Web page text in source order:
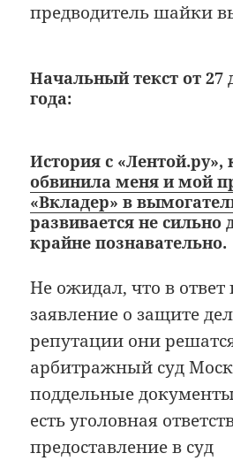
предводитель шайки
Начальный текст от 27
года:
История с «Лентой.ру»,
обвинила меня и мой
«Вкладер» в
развивается не
крайне познавательно.
Не ожидал, что в ответ
заявление о защите
репутации они
арбитражный суд
поддельные
есть уголовная
предоставление в суд